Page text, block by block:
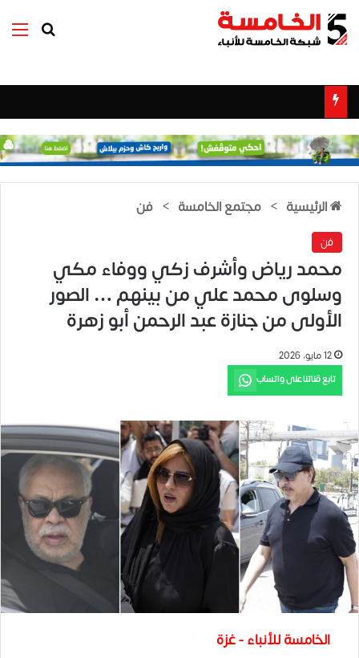
بحث عن
الرئيسية > مجتمع الخامسة > فن
فن
محمد رياض وأشرف زكي ووفاء مكي
وسلوى محمد علي من بينهم … الصور
الأولى من جنازة عبد الرحمن أبو زهرة
12 مايو، 2026
تابع قناتنا على واتساب
الخامسة للأنباء - غزة